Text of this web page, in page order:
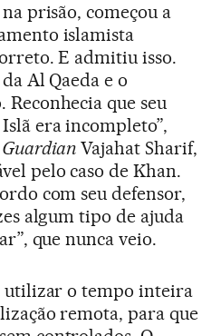
prisão, começou a
islamista
E admitiu isso.
Al Qaeda e o
que seu
era incompleto”,
Guardian Vajahat Sharif,
pelo caso de Khan.
com seu defensor,
algum tipo de ajuda
que nunca veio.
utilizar o tempo inteira
remota, para que